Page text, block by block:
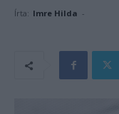
Írta: Imre Hilda -